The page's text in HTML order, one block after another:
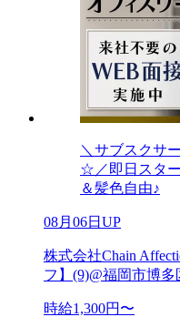
＼サブスクサ
☆／即日スタ
＆髪色自由♪
08月06日UP
株式会社Chain
フ】(9)@福岡市博多
時給1,300円〜